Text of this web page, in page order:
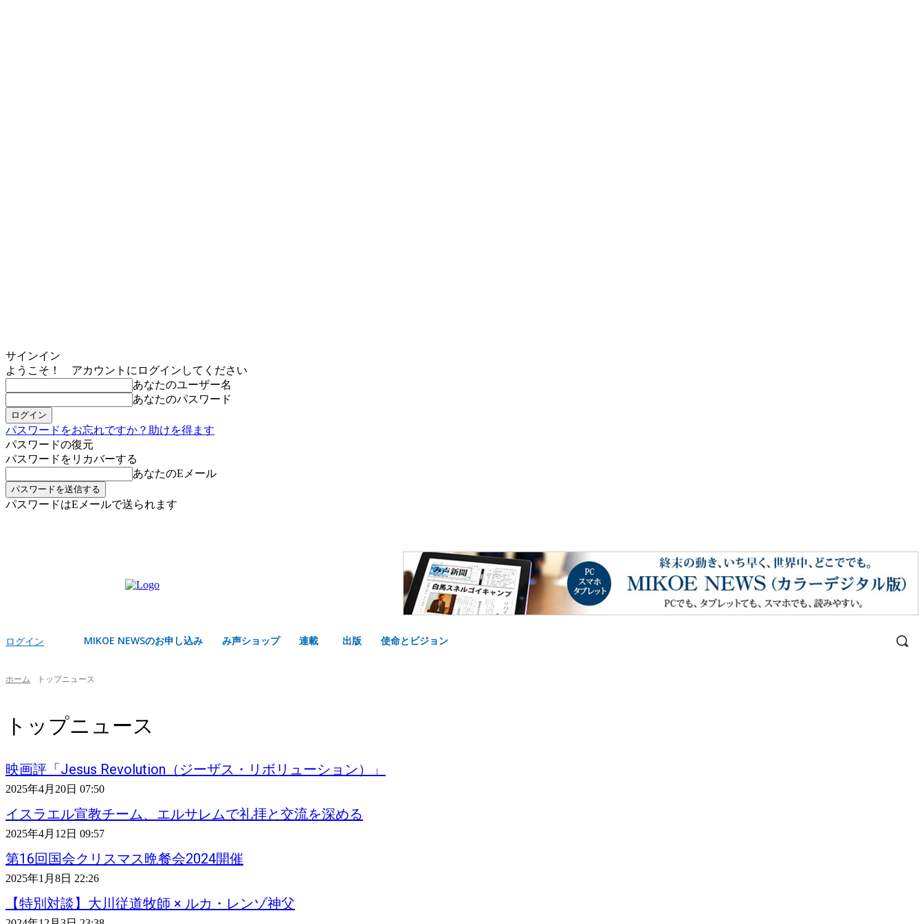
サインイン
ようこそ！ アカウントにログインしてください
あなたのユーザー名
あなたのパスワード
パスワードをお忘れですか？助けを得ます
パスワードの復元
パスワードをリカバーする
あなたのEメール
パスワードはEメールで送られます
ログイン MIKOE NEWSのお申し込み み声ショップ 連載 出版 使命とビジョン
ホーム トップニュース
トップニュース
映画評「Jesus Revolution（ジーザス・リボリューション）」
2025年4月20日 07:50
イスラエル宣教チーム、エルサレムで礼拝と交流を深める
2025年4月12日 09:57
第16回国会クリスマス晩餐会2024開催
2025年1月8日 22:26
【特別対談】大川従道牧師 × ルカ・レンゾ神父